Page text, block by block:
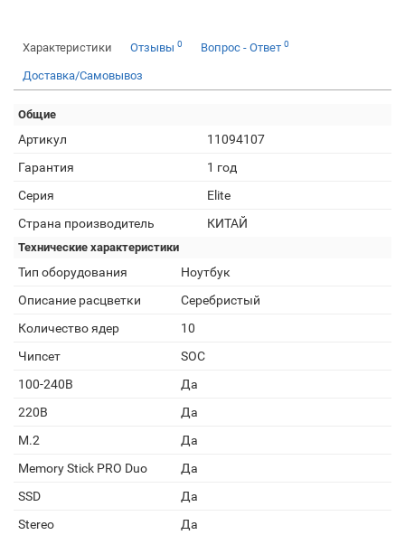
Характеристики Отзывы 0 Вопрос - Ответ 0
Доставка/Самовывоз
Общие
Артикул
11094107
Гарантия
1 год
Серия
Elite
Страна производитель
КИТАЙ
Технические характеристики
Тип оборудования
Ноутбук
Описание расцветки
Серебристый
Количество ядер
10
Чипсет
SOC
100-240В
Да
220В
Да
M.2
Да
Memory Stick PRO Duo
Да
SSD
Да
Stereo
Да